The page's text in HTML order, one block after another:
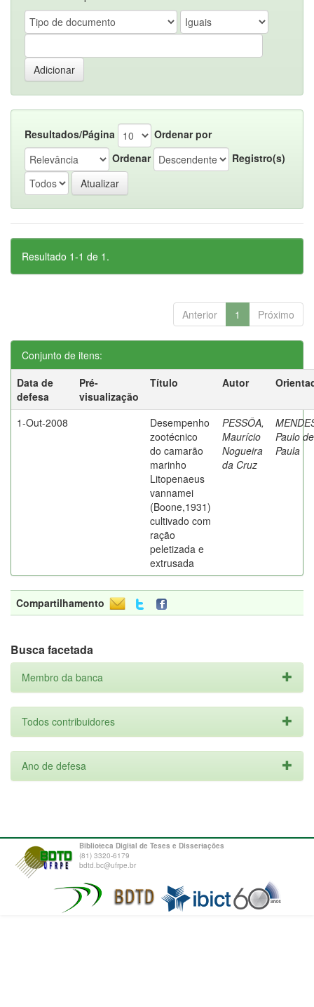
Resultados/Página
Ordenar por
Ordenar
Registro(s)
Resultado 1-1 de 1.
Anterior 1 Próximo
Conjunto de itens:
Data de
defesa
Pré-
visualização
Título Autor
1-Out-2008
Desempenho
zootécnico
do camarão
marinho
Litopenaeus
vannamei
(Boone,1931)
cultivado com
ração
peletizada e
extrusada
PESSÔA,
Maurício
Nogueira
da Cruz
Paulo de
Paula
Compartilhamento
Busca facetada
Membro da banca
Todos contribuidores
Ano de defesa
Biblioteca Digital de Teses e Dissertações
(81) 3320-6179
bdtd.bc@ufrpe.br